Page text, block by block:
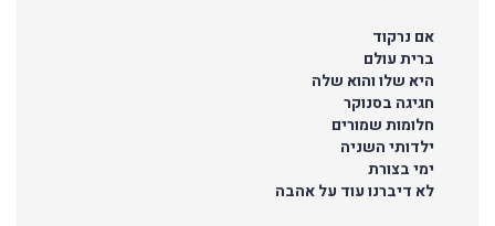
אם נרקוד
ברית עולם
היא שלו והוא שלה
חגיגה בסנוקר
חלומות שמורים
ילדותי השניה
ימי בצורת
לא דיברנו עוד על אהבה